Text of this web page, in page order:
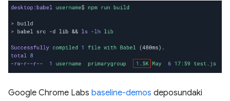
Google Chrome Labs baseline-demos deposundaki